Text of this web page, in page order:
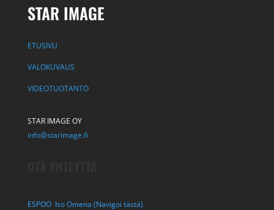
STAR IMAGE
ETUSIVU
VALOKUVAUS
VIDEOTUOTANTO
STAR IMAGE OY
info@starimage.fi
ESPOO Iso Omena (Navigoi tästä)